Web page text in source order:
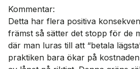
Kommentar:
Detta har flera positiva
främst så sätter det stopp för de
där man luras till att “betala
praktiken bara ökar på